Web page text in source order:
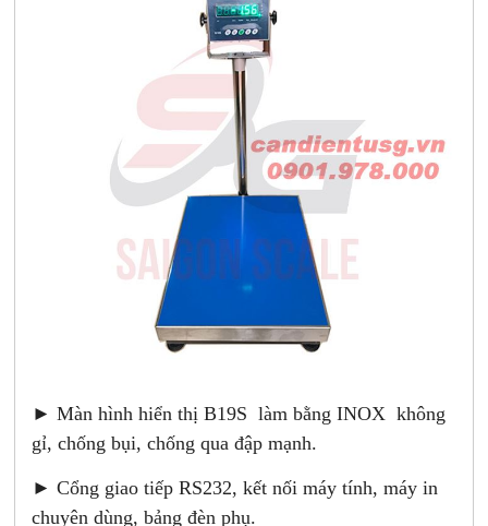
► Màn hình hiển thị B19S làm bằng INOX không
gỉ, chống bụi, chống qua đập mạnh.
► Cổng giao tiếp RS232, kết nối máy tính, máy in
chuyên dùng, bảng đèn phụ.